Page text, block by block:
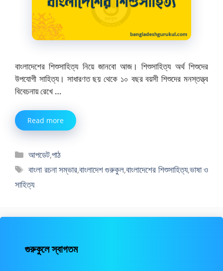
বাংলাদেশের শিশুসাহিত্য নিয়ে জানবো আজ। শিশুসাহিত্য অর্থ শিশুদের
উপযোগী সাহিত্য। সাধারণত ছয় থেকে ১০ বছর বয়সী শিশুদের মনস্তত্ত্ব
বিবেচনায় রেখে …
Read more
বিভাগ
সমূহ
আপডেট,পাঠ
ট্যাগ
সমূহ
বাংলা রচনা সম্ভার,বাংলাদেশ গুরুকুল,বাংলাদেশের শিশুসাহিত্য,ভাষা ও
সাহিত্য
গুরুকুলে স্বাগতম